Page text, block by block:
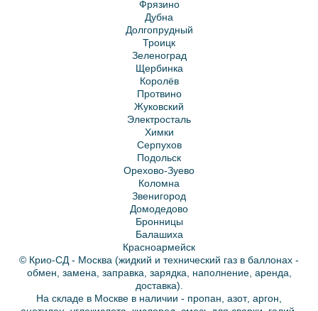
Фрязино
Дубна
Долгопрудный
Троицк
Зеленоград
Щербинка
Королёв
Протвино
Жуковский
Электросталь
Химки
Серпухов
Подольск
Орехово-Зуево
Коломна
Звенигород
Домодедово
Бронницы
Балашиха
Красноармейск
© Крио-СД - Москва (жидкий и технический газ в баллонах -
обмен, замена, заправка, зарядка, наполнение, аренда,
доставка).
На складе в Москве в наличии - пропан азот, аргон